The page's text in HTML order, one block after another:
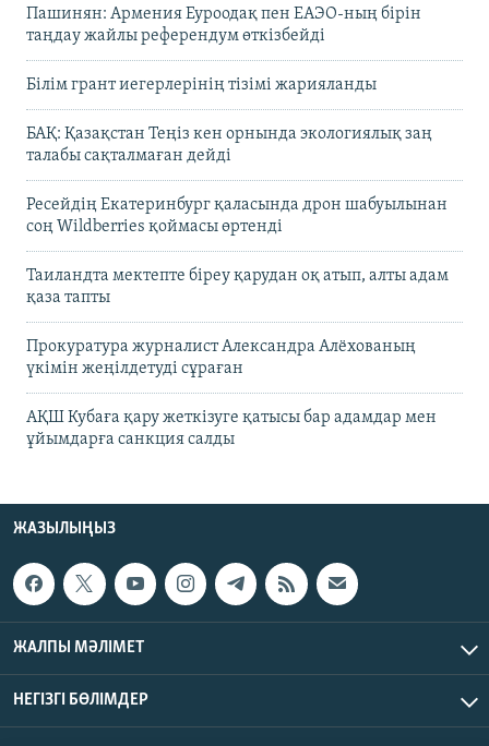
Пашинян: Армения Еуроодақ пен ЕАЭО-ның бірін
таңдау жайлы референдум өткізбейді
Білім грант иегерлерінің тізімі жарияланды
БАҚ: Қазақстан Теңіз кен орнында экологиялық заң
талабы сақталмаған дейді
Ресейдің Екатеринбург қаласында дрон шабуылынан
соң Wildberries қоймасы өртенді
Таиландта мектепте біреу қарудан оқ атып, алты адам
қаза тапты
Прокуратура журналист Александра Алёхованың
үкімін жеңілдетуді сұраған
АҚШ Кубаға қару жеткізуге қатысы бар адамдар мен
ұйымдарға санкция салды
ЖАЗЫЛЫҢЫЗ
ЖАЛПЫ МӘЛІМЕТ
НЕГІЗГІ БӨЛІМДЕР